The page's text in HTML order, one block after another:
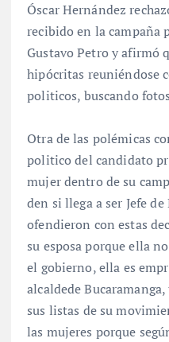
Óscar Hernández
recibido en la campaña
Gustavo Petro y afirmó
hipócritas reuniéndose
politicos, buscando
Otra de las polémicas
politico del candidato
mujer dentro de su
den si llega a ser Jefe
ofendieron con estas
su esposa porque ella
el gobierno, ella es
alcaldede
sus listas de su
las mujeres porque